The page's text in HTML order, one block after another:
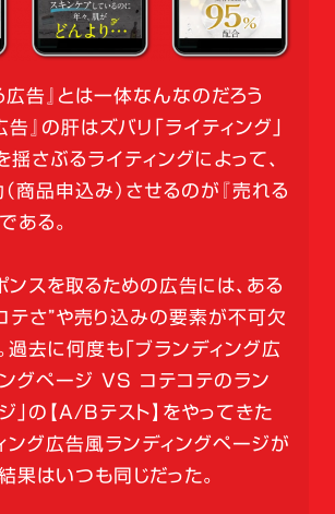
広告』とは一体なんなのだろう
告』の肝はズバリ「ライティング」
揺さぶるライティングによって、
商品申込み）させるのが『売れる
ある。
ンスを取るための広告には、ある
テさ”や売り込みの要素が不可欠
過去に何度も「ブランディング広
グページ VS コテコテのラン
」の【A/Bテスト】をやってきた
ング広告風ランディングページが
果はいつも同じだった。